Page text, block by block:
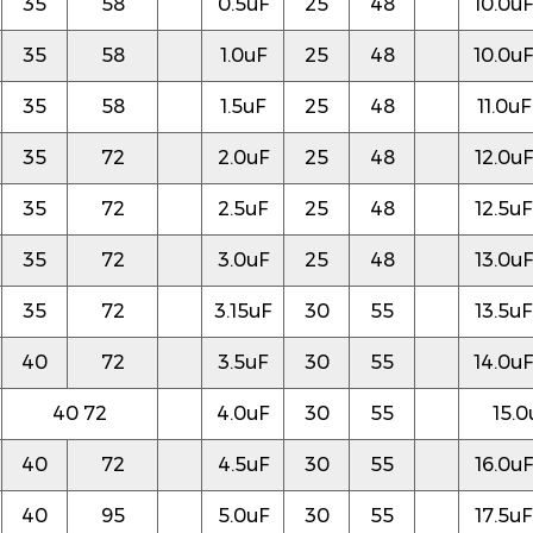
35 58 1.0uF 25 48 10.0uF
35 58 1.5uF 25 48 11.0uF
35 72 2.0uF 25 48 12.0uF
35 72 2.5uF 25 48 12.5uF
35 72 3.0uF 25 48 13.0uF
35 72 3.15uF 30 55 13.5uF
40 72 3.5uF 30 55 14.0uF
40 72 4.0uF 30 55
40 72 4.5uF 30 55 16.0uF
40 95 5.0uF 30 55 17.5uF